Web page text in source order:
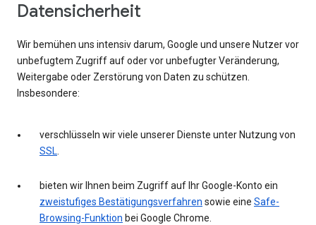
Datensicherheit
Wir bemühen uns intensiv darum, Google und unsere Nutzer vor
unbefugtem Zugriff auf oder vor unbefugter Veränderung,
Weitergabe oder Zerstörung von Daten zu schützen.
Insbesondere:
verschlüsseln wir viele unserer Dienste unter Nutzung von
SSL.
bieten wir Ihnen beim Zugriff auf Ihr Google-Konto ein
zweistufiges Bestätigungsverfahren sowie eine Safe-
Browsing-Funktion bei Google Chrome.